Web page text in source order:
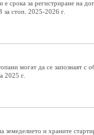
за регистриране на
стоп. 2025-2026 г.
могат да се запознаят с
2025 г.
земеделието и храните